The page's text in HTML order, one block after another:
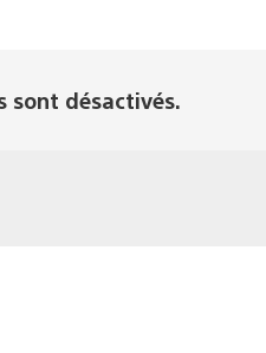
sont désactivés.